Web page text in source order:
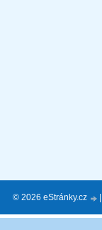
© 2026 eStránky.cz